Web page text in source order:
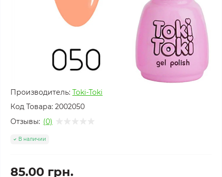
Производитель: Toki-Toki
Код Товара: 2002050
Отзывы: (0)
В наличии
85.00 грн.